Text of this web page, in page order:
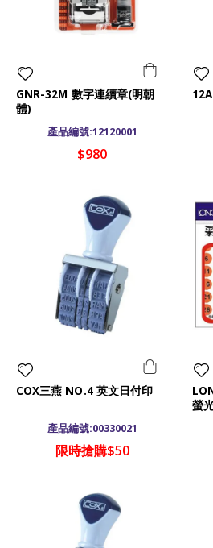
GNR-32M 數字連續章(明朝
體)
產品編號:12120001
$980
COX三燕 NO.4 英文日付印
產品編號:00330021
限時搶購$50
螢